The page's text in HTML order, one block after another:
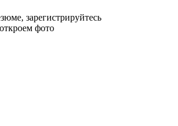
зарегистрируйтесь
фото